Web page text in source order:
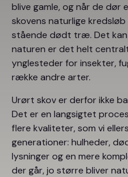
blive gamle, og når de dør
skovens naturlige
stående dødt træ. Det kan
naturen er det helt
ynglesteder for insekter,
række andre arter.
Urørt skov er derfor ikke
Det er en langsigtet
flere kvaliteter, som vi
generationer: hulheder,
lysninger og en mere
der går, jo større bliver